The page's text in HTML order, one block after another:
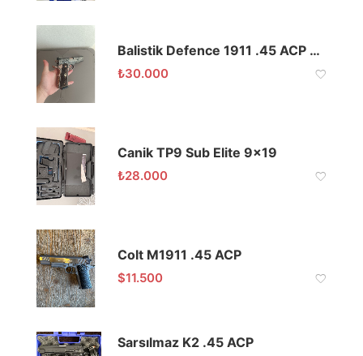
Balistik Defence 1911 .45 ACP Titanyum Kaplama
₺30.000
Canik TP9 Sub Elite 9×19
₺28.000
Colt M1911 .45 ACP
$11.500
Sarsılmaz K2 .45 ACP